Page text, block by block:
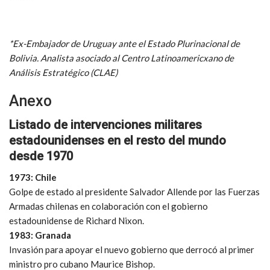
*Ex-Embajador de Uruguay ante el Estado Plurinacional de
Bolivia. Analista asociado al Centro Latinoamericxano de
Análisis Estratégico (CLAE)
Anexo
Listado de intervenciones militares
estadounidenses en el resto del mundo
desde 1970
1973: Chile
Golpe de estado al presidente Salvador Allende por las Fuerzas
Armadas chilenas en colaboración con el gobierno
estadounidense de Richard Nixon.
1983: Granada
Invasión para apoyar el nuevo gobierno que derrocó al primer
ministro pro cubano Maurice Bishop.